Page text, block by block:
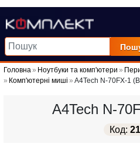
Головна Ноутбуки та комп'ютери
Комп'ютерні миші
A4Tech N-70FX-1
A4Tech N-
Код: